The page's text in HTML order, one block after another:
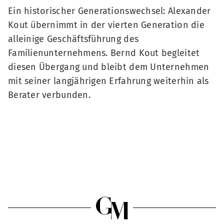
Ein historischer Generationswechsel: Alexander
Kout übernimmt in der vierten Generation die
alleinige Geschäftsführung des
Familienunternehmens. Bernd Kout begleitet
diesen Übergang und bleibt dem Unternehmen
mit seiner langjährigen Erfahrung weiterhin als
Berater verbunden.